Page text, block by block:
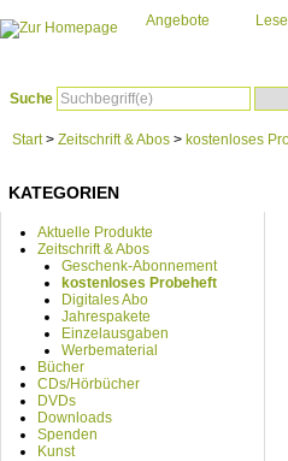
Angebote
Suche
Start> Zeitschrift & Abos > kostenloses
KATEGORIEN
Aktuelle Produkte
Zeitschrift & Abos
Geschenk-Abonnement
kostenloses Probeheft
Digitales Abo
Jahrespakete
Einzelausgaben
Werbematerial
Bücher
CDs/Hörbücher
DVDs
Downloads
Spenden
Kunst